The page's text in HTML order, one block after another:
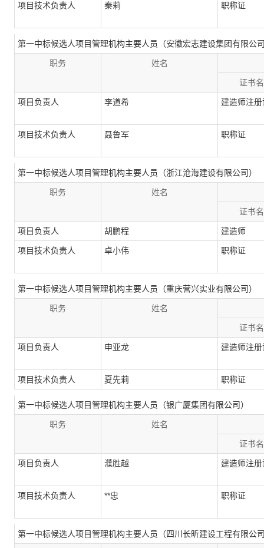
项目技术负责人 秦莉 职称证
第一中标候选人项目管理机构主要人员（安徽宏志建设集团有限公
职务 姓名
证书
项目负责人 李道希 建造师注册
项目技术负责人 聂鲁军 职称证
第一中标候选人项目管理机构主要人员（浙江沧海建设有限公司）
职务 姓名
证书
项目负责人 胡鹏程 建造师
项目技术负责人 卓小伟 职称证
第一中标候选人项目管理机构主要人员（重庆营兴实业有限公司）
职务 姓名
证书
项目负责人 申亚龙 建造师注
项目技术负责人 夏先莉 职称证
第一中标候选人项目管理机构主要人员（银广厦集团有限公司）
职务 姓名
证书
项目负责人 濮胜越 建造师注册
项目技术负责人 **忠 职称证
第一中标候选人项目管理机构主要人员（四川长昕建设工程有限公